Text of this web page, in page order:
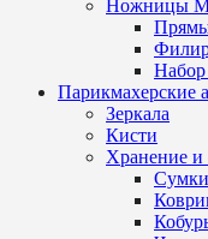
Ножницы
Парикмахерские
Зеркала
Кисти
Хранение и